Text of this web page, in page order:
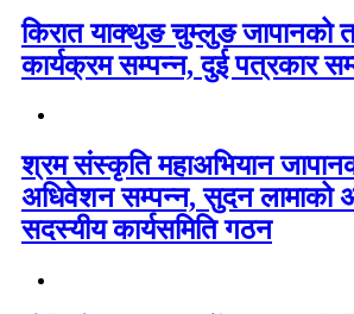
किरात याक्थुङ चुम्लुङ जापानको
कार्यक्रम सम्पन्न, दुई पत्रकार
श्रम संस्कृति महाअभियान
अधिवेशन सम्पन्न, सुदन लामाको
सदस्यीय कार्यसमिति गठन